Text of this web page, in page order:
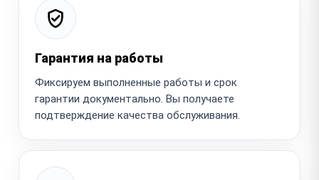
Гарантия на работы
Фиксируем выполненные работы и срок
гарантии документально. Вы получаете
подтверждение качества обслуживания.